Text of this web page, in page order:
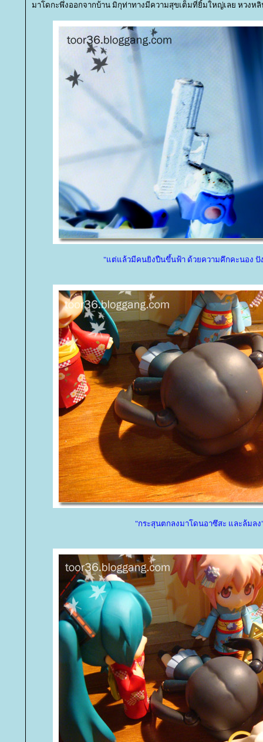
มาโดกะพึ่งออกจากบ้าน มิกุท่าทางมีความสุขเต็มที่ยิ้มใหญ่เลย หวง
"แต่แล้วมีคนยิงปืนขึ้นฟ้า ด้วยความคึกคะนอง ปั
"กระสุนตกลงมาโดนอาซึสะ และล้มลง